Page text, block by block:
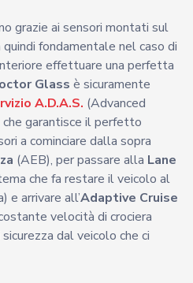
grazie ai sensori montati sul
fondamentale nel caso di
effettuare una perfetta
Glass è sicuramente
A.D.A.S. (Advanced
garantisce il perfetto
a cominciare dalla sopra
(AEB), per passare alla Lane
che fa restare il veicolo al
e arrivare all’Adaptive Cruise
velocità di crociera
dal veicolo che ci